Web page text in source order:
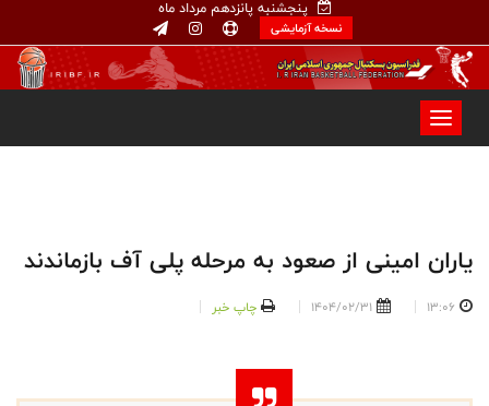
پنجشنبه پانزدهم مرداد ماه
نسخه آزمایشی
یاران امینی از صعود به مرحله پلی آف بازماندند
13:06
1404/02/31 چاپ خبر